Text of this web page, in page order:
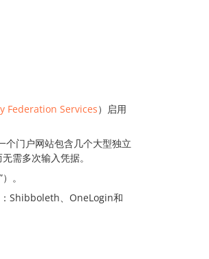
Federation Services）启用
个门户网站包含几个大型独立
需多次输入凭据。
。
：Shibboleth、OneLogin和